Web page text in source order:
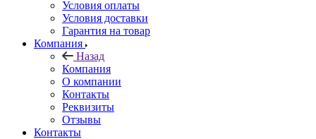
Условия оплаты
Условия доставки
Гарантия на товар
Компания
Назад
Компания
О компании
Контакты
Реквизиты
Отзывы
Контакты